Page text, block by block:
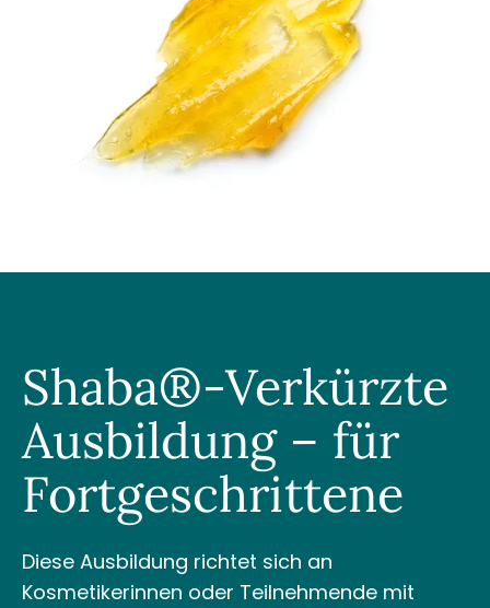
Shaba®-Verkürzte
Ausbildung – für
Fortgeschrittene
Diese Ausbildung richtet sich an
Kosmetikerinnen oder Teilnehmende mit